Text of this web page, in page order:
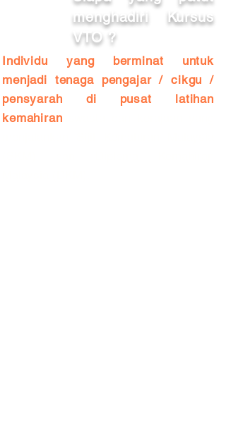
menghadiri Kursus
VTO ?
Individu yang berminat untuk
menjadi tenaga pengajar / cikgu /
pensyarah di pusat latihan
kemahiran